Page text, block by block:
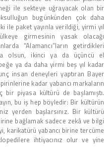
ile sekteye uğrayacak olan bir
bugünkünden çok daha
ile paket yayınla verildiği, yirmi yıl
girmesinin yasak olacağı
“Alamancı”ların getirdikleri
olsun, ikinci ya da üçüncü el
ya da daha yirmi beş yıl kadar
insan deneyleri yaptıran Bayer
kadar yabancı markaların
bir piyasa kültürü de başlamıştı.
bu iş hep böyledir: Bir kültürün
yerden başlarsınız. Bir kültürü
bağlamak sadece zekâ ve bilgi
karikatürü yabancı birine tercüme
ihtiyacınız olur ve yine